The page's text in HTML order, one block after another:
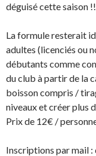
déguisé cette saison !!
La formule resterait
adultes (licenciés ou
débutants comme
du club à partir de la
boisson compris /
niveaux et créer plus
Prix de 12€ /
Inscriptions par mail